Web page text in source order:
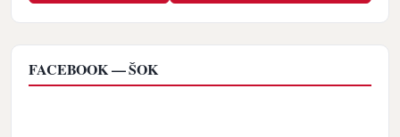
FACEBOOK — ŠOK